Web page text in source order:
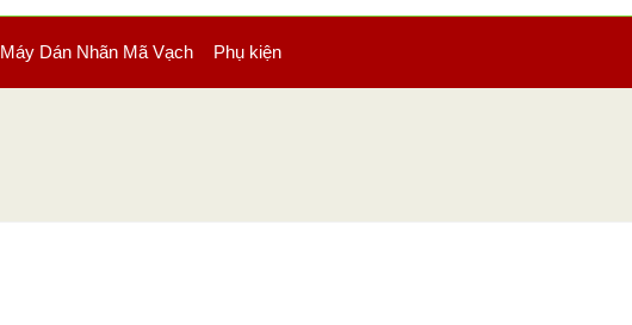
Máy Dán Nhãn Mã Vạch Phụ kiện